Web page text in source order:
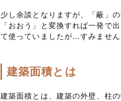
少し余談となりますが、「蔽」
「おおう」と変換すれば一発で
て使っていましたが…すみません
建築面積とは
建築面積とは、建築の外壁、柱